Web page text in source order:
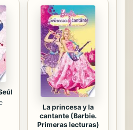
La princesa y la
cantante (Barbie.
Primeras lecturas)